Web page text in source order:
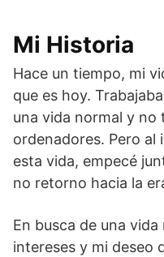
Mi Historia
Hace un tiempo, mi
que es hoy.
una vida normal y no
ordenadores. Pero al
esta vida, empecé
no retorno hacia la
En busca de una
intereses y mi deseo